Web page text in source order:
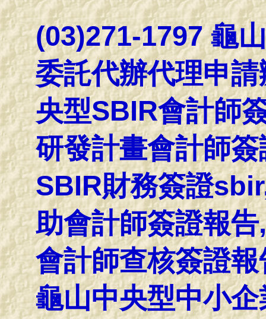
(03)271-1797 龜
委託代辦代理申
央型SBIR會計師
研發計畫會計師
SBIR財務簽證
助會計師簽證報
會計師查核簽證
龜山中央型中小